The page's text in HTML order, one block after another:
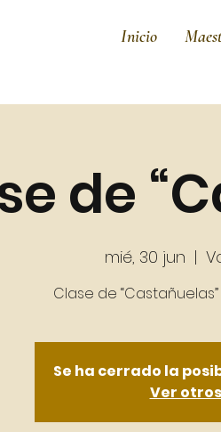
Inicio
de
mié, 30 jun
  |
Se ha cerrado la
Ver